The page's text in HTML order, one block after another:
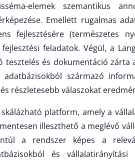
elemek szemantikus
Emellett rugalmas
fejlesztésére (természetes
feladatok. Végül, a
tesztelés és dokumentáció zárta
adatbázisokból származó
részletesebb válaszokat
platform, amely a
illeszthető a meglévő
a rendszer képes a
és